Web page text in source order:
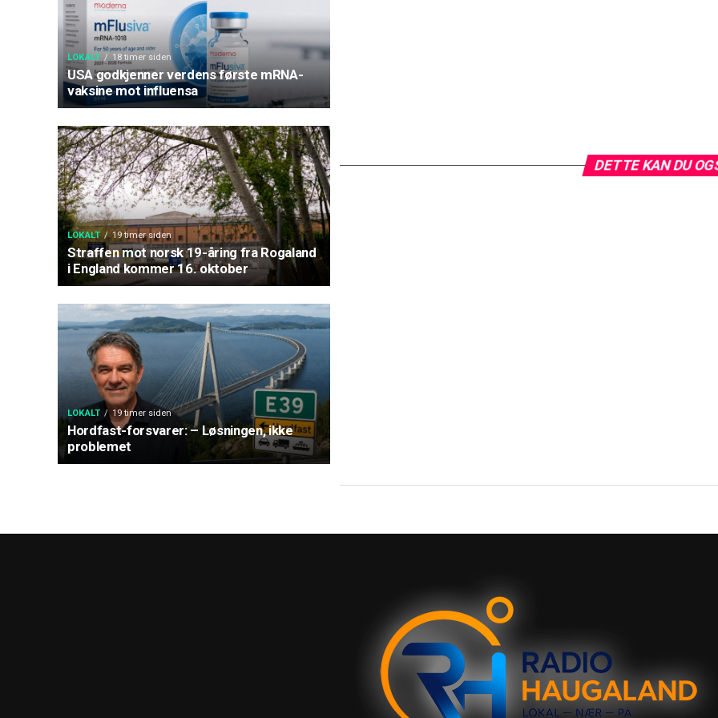
LOKALT 18 timer siden
USA godkjenner verdens første mRNA-
vaksine mot influensa
LOKALT 19 timer siden
Straffen mot norsk 19-åring fra Rogaland
i England kommer 16. oktober
LOKALT 19 timer siden
Hordfast-forsvarer: – Løsningen, ikke
problemet
DETTE KAN DU